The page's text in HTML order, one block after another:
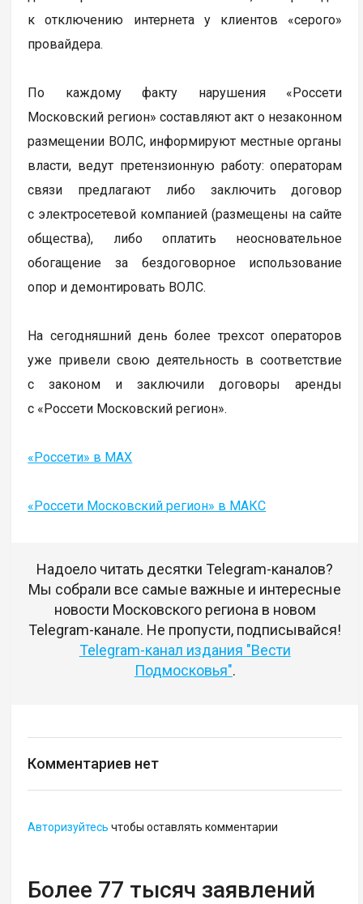
к отключению интернета у клиентов «серого»
провайдера.
По каждому факту нарушения «Россети
Московский регион» составляют акт о незаконном
размещении ВОЛС, информируют местные органы
власти, ведут претензионную работу: операторам
связи предлагают либо заключить договор
с электросетевой компанией (размещены на сайте
общества), либо оплатить неосновательное
обогащение за бездоговорное использование
опор и демонтировать ВОЛС.
На сегодняшний день более трехсот операторов
уже привели свою деятельность в соответствие
с законом и заключили договоры аренды
с «Россети Московский регион».
«Россети» в MAX
«Россети Московский регион» в МАКС
Надоело читать десятки Telegram-каналов?
Мы собрали все самые важные и интересные
новости Московского региона в новом
Telegram-канале. Не пропусти, подписывайся!
Telegram-канал издания "Вести
Подмосковья".
Комментариев нет
Авторизуйтесь чтобы оставлять комментарии
Более 77 тысяч заявлений